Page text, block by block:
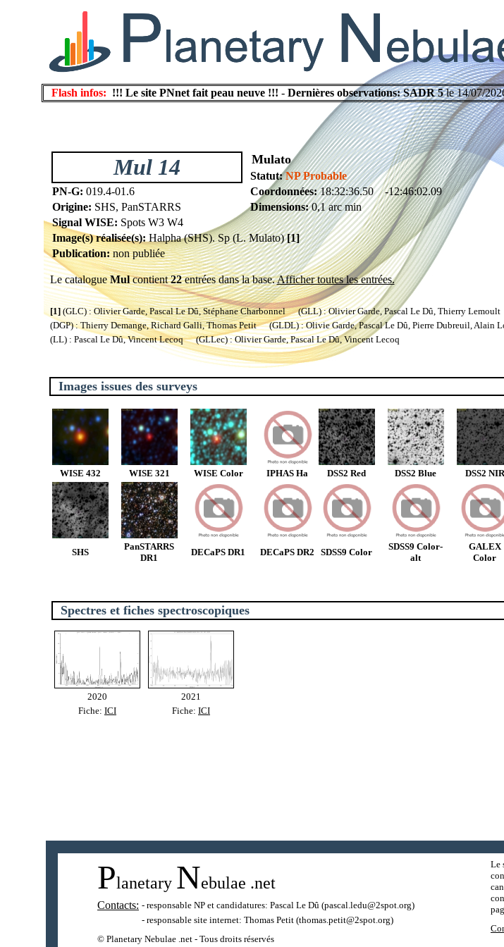
Flash infos: !!! Le site PNnet fait peau neuve !!! - Dernières observations: SADR 5le 14/07/
Mul 14 Mulato
Statut: NP Probable
PN-G: 019.4-01.6 Coordonnées:18:32:36.50 -12:46:02.09
Origine: SHS, PanSTARRS Dimensions:0,1 arc min
Signal WISE: Spots W3 W4
Image(s) réalisée(s): Halpha (SHS). Sp (L. Mulato)[1]
Publication:non publiée
Le catalogueMulcontient22entrées dans la base.Afficher toutes les entrées.
[1](GLC) : Olivier Garde, Pascal Le Dû, Stéphane Charbonnel (GLL) : Olivier Garde, Pascal Le Dû, Thierry Lemoult
(DGP) : Thierry Demange, Richard Galli, Thomas Petit (GLDL) : Olivie Garde, Pascal Le Dû, Pierre Dubreuil, Alain
(LL) : Pascal Le Dû, Vincent Lecoq (GLLec) : Olivier Garde, Pascal Le Dû, Vincent Lecoq
Images issues des surveys
WISE 432 WISE 321 WISE Color IPHAS Ha DSS2 Red DSS2 Blue DSS2 NIR
SHS
PanSTARRS
DR1
DECaPS DR1 DECaPS DR2 SDSS9 Color
SDSS9 Color-
alt
GALEX
Color
Spectres et fiches spectroscopiques
2020
2021
Fiche: ICI Fiche: ICI
Planetary Nebulae .net
Contacts: - responsable NP et candidatures: Pascal Le Dû (pascal.ledu@2spot.org)
- responsable site internet: Thomas Petit (thomas.petit@2spot.org)
© Planetary Nebulae .net - Tous droits réservés
Le